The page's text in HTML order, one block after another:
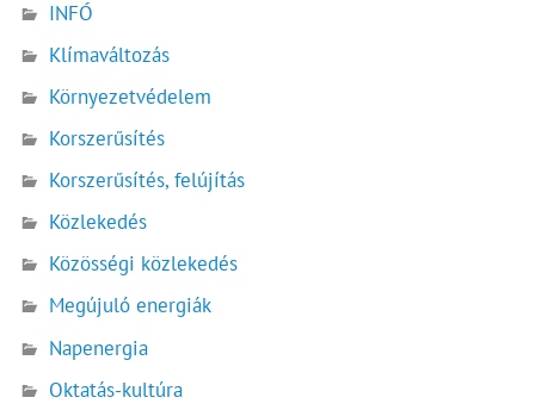
INFÓ
Klímaváltozás
Környezetvédelem
Korszerűsítés
Korszerűsítés, felújítás
Közlekedés
Közösségi közlekedés
Megújuló energiák
Napenergia
Oktatás-kultúra